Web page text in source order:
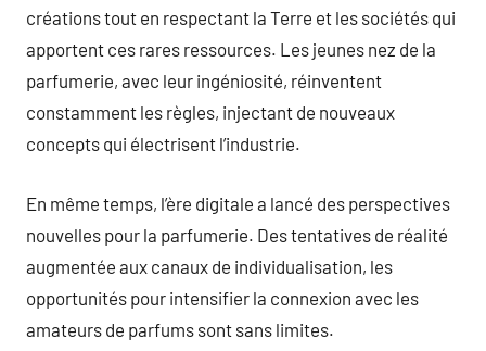
créations tout en respectant la Terre et les sociétés qui
apportent ces rares ressources. Les jeunes nez de la
parfumerie, avec leur ingéniosité, réinventent
constamment les règles, injectant de nouveaux
concepts qui électrisent l’industrie.
En même temps, l’ère digitale a lancé des perspectives
nouvelles pour la parfumerie. Des tentatives de réalité
augmentée aux canaux de individualisation, les
opportunités pour intensifier la connexion avec les
amateurs de parfums sont sans limites.